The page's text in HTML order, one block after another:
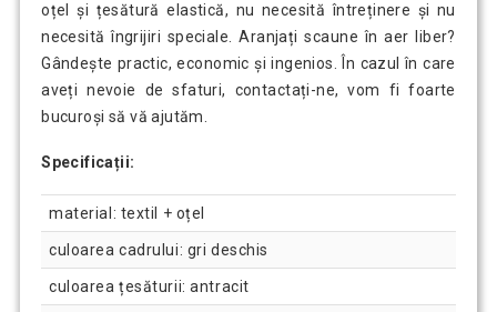
oțel și țesătură elastică, nu necesită întreținere și nu
necesită îngrijiri speciale. Aranjați scaune în aer liber?
Gândește practic, economic și ingenios. În cazul în care
aveți nevoie de sfaturi, contactați-ne, vom fi foarte
bucuroși să vă ajutăm.
Specificații:
material: textil + oțel
culoarea cadrului: gri deschis
culoarea țesăturii: antracit